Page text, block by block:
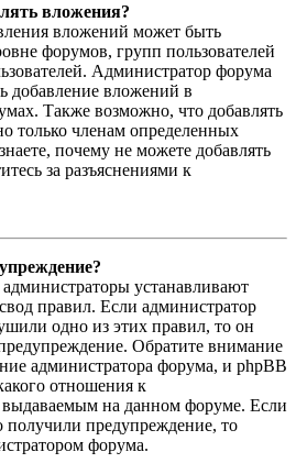
вложения?
вложений может быть
форумов, групп пользователей
Администратор форума
добавление вложений в
Также возможно, что добавлять
только членам определенных
почему не можете добавлять
за разъяснениями к
устанавливают
правил. Если администратор
одно из этих правил, то он
Обратите внимание
администратора форума, и phpBB
отношения к
на данном форуме. Если
получили предупреждение, то
форума.